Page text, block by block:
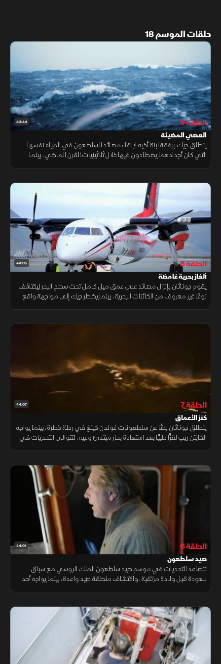
حلقات الموسم 18
43:44 الحلقة 9
العصي المضيئة
ينطلق جيك برفقة ابنة أخيه لإلقاء مصائد السلطعون في المياه نفسها
التي كان أجدادهما يصطادون فيها خلال ثلاثينيات القرن الماضي، بينما
44:05 الحلقة 8
ألغاز بحرية غامضة
يقوم جوناثان بإنزال مصائد على عمق ميل كامل تحت سطح البحر ليكتشف
نوعًا غير معروف من الكائنات البحرية، بينما يضطر جيك إلى مواجهة واقع
44:07 الحلقة 7
كنز الأعماق
ينطلق جوناثان بحثًا عن سلطعونات غولدن كينغ في رحلة خطرة، بينما يواجه
الكابتن ريب لغزًا طبيًا بعد استعادة بحار مبتدئ وعيه، لتتوالى التحديات في
44:01 الحلقة 6
صيد سلطعون
تتصاعد التحديات في موسم صيد سلطعون الملك الروسي مع سباق
للعودة قبل ولادة مرتقبة، واكتشاف منطقة صيد واعدة، بينما يواجه أحد